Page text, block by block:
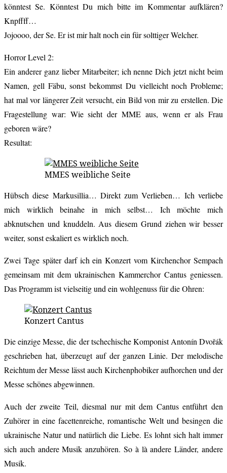
könntest Se. Könntest Du mich bitte im Kommentar aufklären?
Knpffff…
Jojoooo, der Se. Er ist mir halt noch ein für solttiger Welcher.
Horror Level 2:
Ein anderer ganz lieber Mitarbeiter; ich nenne Dich jetzt nicht beim
Namen, gell Fäbu, sonst bekommst Du vielleicht noch Probleme;
hat mal vor längerer Zeit versucht, ein Bild von mir zu erstellen. Die
Fragestellung war: Wie sieht der MME aus, wenn er als Frau
geboren wäre?
Resultat:
MMES weibliche Seite
Hübsch diese Markusillia… Direkt zum Verlieben… Ich verliebe
mich wirklich beinahe in mich selbst… Ich möchte mich
abknutschen und knuddeln. Aus diesem Grund ziehen wir besser
weiter, sonst eskaliert es wirklich noch.
Zwei Tage später darf ich ein Konzert vom Kirchenchor Sempach
gemeinsam mit dem ukrainischen Kammerchor Cantus geniessen.
Das Programm ist vielseitig und ein wohlgenuss für die Ohren:
Konzert Cantus
Die einzige Messe, die der tschechische Komponist Antonín Dvořák
geschrieben hat, überzeugt auf der ganzen Linie. Der melodische
Reichtum der Messe lässt auch Kirchenphobiker aufhorchen und der
Messe schönes abgewinnen.
Auch der zweite Teil, diesmal nur mit dem Cantus entführt den
Zuhörer in eine facettenreiche, romantische Welt und besingen die
ukrainische Natur und natürlich die Liebe. Es lohnt sich halt immer
sich auch andere Musik anzuhören. So à là andere Länder, andere
Musik.